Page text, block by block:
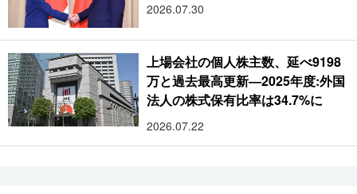
2026.07.30
上場会社の個人株主数、延べ9198
万と過去最高更新―2025年度:外国
法人の株式保有比率は34.7%に
2026.07.22